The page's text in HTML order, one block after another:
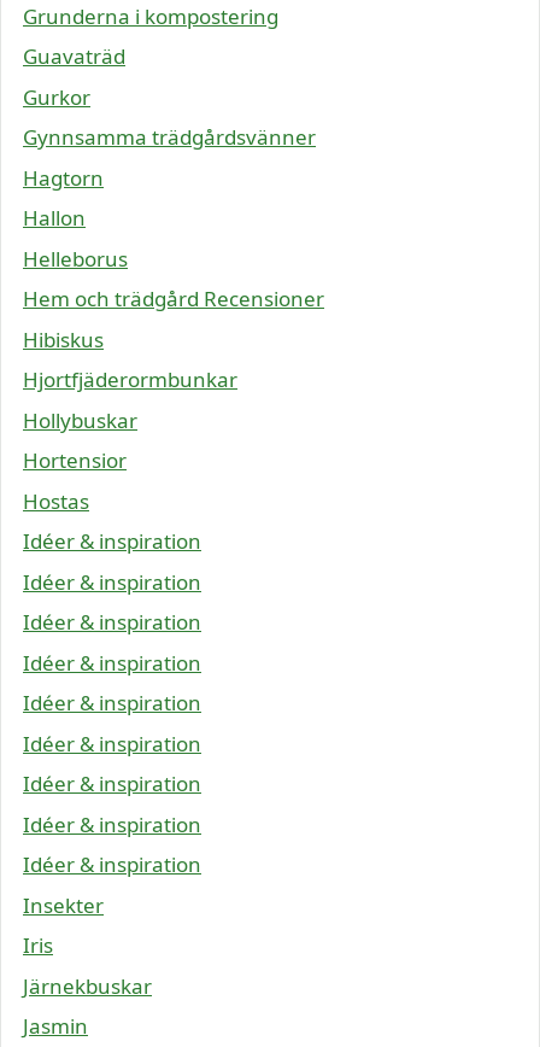
Grunderna i kompostering
Guavaträd
Gurkor
Gynnsamma trädgårdsvänner
Hagtorn
Hallon
Helleborus
Hem och trädgård Recensioner
Hibiskus
Hjortfjäderormbunkar
Hollybuskar
Hortensior
Hostas
Idéer & inspiration
Idéer & inspiration
Idéer & inspiration
Idéer & inspiration
Idéer & inspiration
Idéer & inspiration
Idéer & inspiration
Idéer & inspiration
Idéer & inspiration
Insekter
Iris
Järnekbuskar
Jasmin